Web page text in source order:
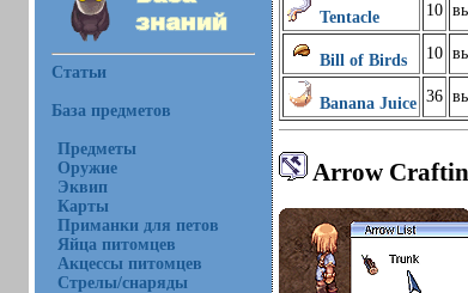
Статьи
База предметов
Предметы
Оружие
Эквип
Карты
Приманки для петов
Яйца питомцев
Акцессы питомцев
Стрелы/снаряды
Tentacle 10
Bill of Birds 10
Banana Juice 36
Arrow